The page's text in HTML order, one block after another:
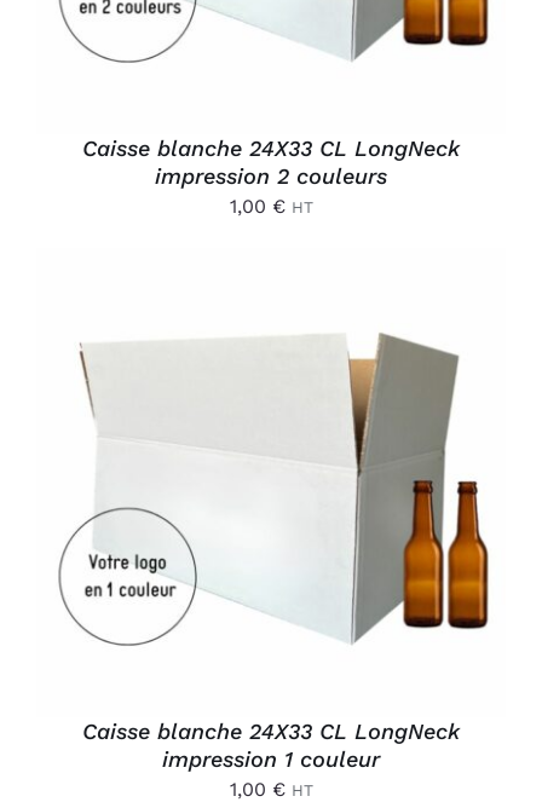
Caisse blanche 24X33 CL LongNeck
impression 2 couleurs
1,00 € HT
Caisse blanche 24X33 CL LongNeck
impression 1 couleur
1,00 € HT